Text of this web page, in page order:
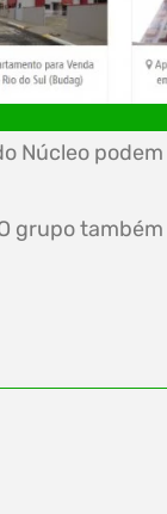
Núcleo
grupo